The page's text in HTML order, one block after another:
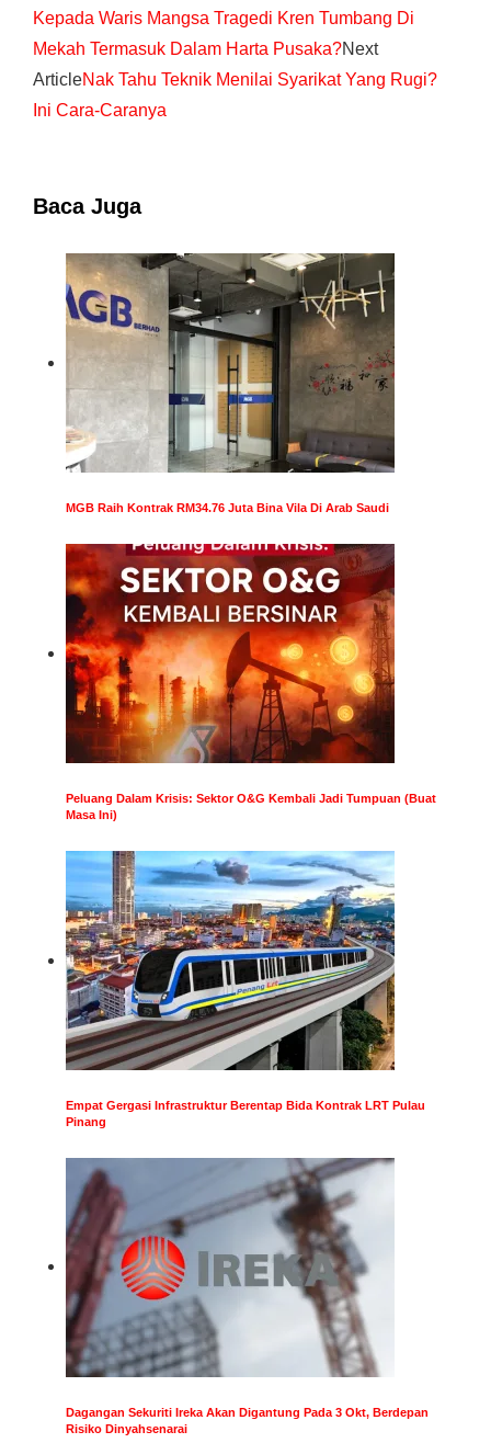
Kepada Waris Mangsa Tragedi Kren Tumbang Di
Mekah Termasuk Dalam Harta Pusaka?Next
ArticleNak Tahu Teknik Menilai Syarikat Yang Rugi?
Ini Cara-Caranya
Baca Juga
MGB Raih Kontrak RM34.76 Juta Bina Vila Di Arab Saudi
Peluang Dalam Krisis: Sektor O&G Kembali Jadi Tumpuan (Buat
Masa Ini)
Empat Gergasi Infrastruktur Berentap Bida Kontrak LRT Pulau
Pinang
Dagangan Sekuriti Ireka Akan Digantung Pada 3 Okt, Berdepan
Risiko Dinyahsenarai